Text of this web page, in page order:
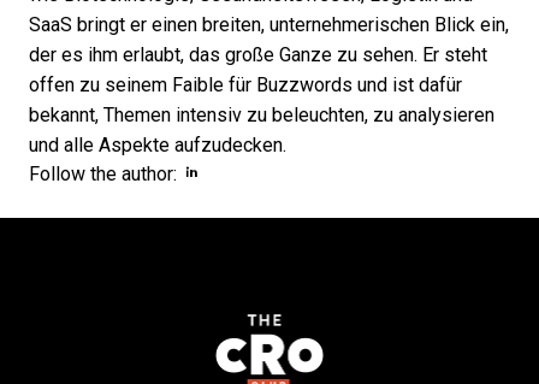
SaaS bringt er einen breiten, unternehmerischen Blick ein,
der es ihm erlaubt, das große Ganze zu sehen. Er steht
offen zu seinem Faible für Buzzwords und ist dafür
bekannt, Themen intensiv zu beleuchten, zu analysieren
und alle Aspekte aufzudecken.
Follow the author: Opens new window